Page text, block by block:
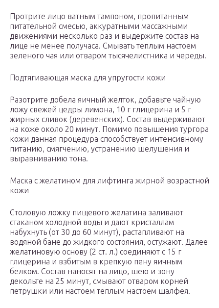
Протрите лицо ватным тампоном, пропитанным
питательной смесью, аккуратными массажными
движениями несколько раз и выдержите состав на
лице не менее получаса. Смывать теплым настоем
зеленого чая или отваром тысячелистника и череды.
Подтягивающая маска для упругости кожи
Разотрите добела яичный желток, добавьте чайную
ложу свежей цедры лимона, 10 г глицерина и 5 г
жирных сливок (деревенских). Состав выдерживают
на коже около 20 минут. Помимо повышения тургора
кожи данная процедура способствует интенсивному
питанию, смягчению, устранению шелушения и
выравниванию тона.
Маска с желатином для лифтинга жирной возрастной
кожи
Столовую ложку пищевого желатина заливают
стаканом холодной воды и дают кристаллам
набухнуть (от 30 до 60 минут), растапливают на
водяной бане до жидкого состояния, остужают. Далее
желатиновую основу (2 ст. л.) соединяют с 15 г
глицерина и взбитым в крепкую пену яичным
белком. Состав наносят на лицо, шею и зону
декольте на 25 минут, смывают отваром корней
петрушки или настоем теплым настоем шалфея.